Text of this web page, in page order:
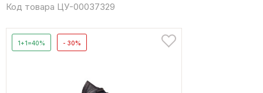
Код товара ЦУ-00037329
1+1=40% - 30%